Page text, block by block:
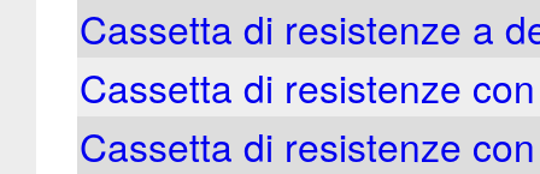
Cassetta di resistenze a
Cassetta di resistenze
Cassetta di resistenze